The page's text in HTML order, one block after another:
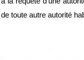
de toute autre autorité